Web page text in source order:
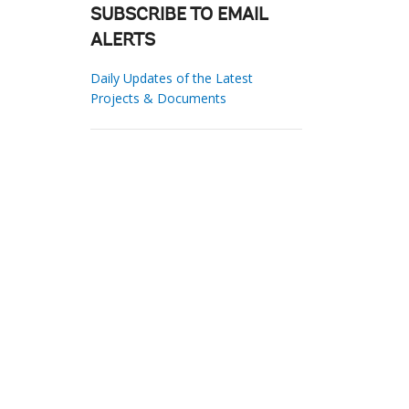
SUBSCRIBE TO EMAIL
ALERTS
Daily Updates of the Latest
Projects & Documents